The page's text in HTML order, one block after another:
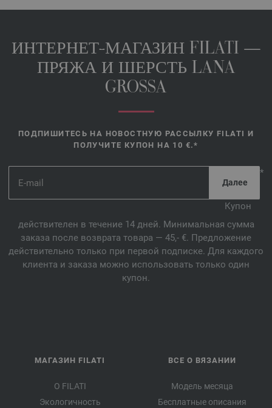
ИНТЕРНЕТ-МАГАЗИН FILATI —
ПРЯЖА И ШЕРСТЬ LANA
GROSSA
ПОДПИШИТЕСЬ НА НОВОСТНУЮ РАССЫЛКУ FILATI И
ПОЛУЧИТЕ КУПОН НА 10 €.*
*
Купон
действителен в течение 14 дней. Минимальная сумма
заказа после возврата товара — 45,- €. Предложение
действительно только при первой подписке. Для каждого
клиента и заказа можно использовать только один
купон.
МАГАЗИН FILATI
О FILATI
Экологичность
ВСЕ О ВЯЗАНИИ
Модель месяца
Бесплатные описания